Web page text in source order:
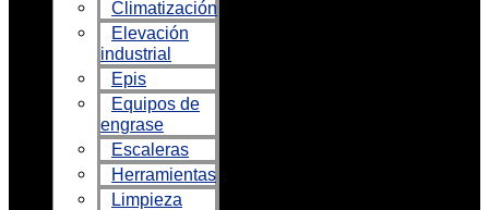
Climatización
Elevación
industrial
Epis
Equipos de
engrase
Escaleras
Herramientas
Limpieza